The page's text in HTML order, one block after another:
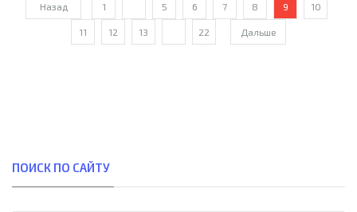
Назад 1 5 6 7 8 9 10
11 12 13 22 Дальше
ПОИСК ПО САЙТУ